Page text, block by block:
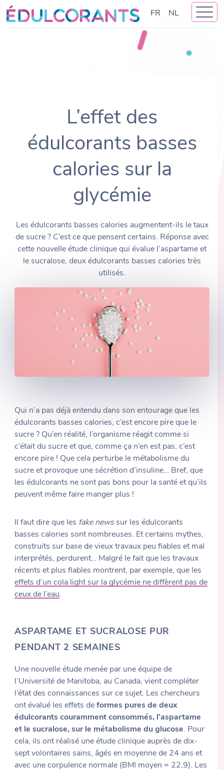
Skip
to
content
FR NL
L’effet des
édulcorants basses
calories sur la
glycémie
Les édulcorants basses calories augmentent-ils le taux
de sucre ? C’est ce que pensent certains. Réponse avec
cette nouvelle étude clinique qui évalue l’aspartame et
le sucralose, deux édulcorants basses calories très
utilisés.
Qui n’a pas déjà entendu dans son entourage que les
édulcorants basses calories, c’est encore pire que le
sucre ? Qu’en réalité, l’organisme réagit comme si
c’était du sucre et que, comme ça n’en est pas, c’est
encore pire ! Que cela perturbe le métabolisme du
sucre et provoque une sécrétion d’insuline… Bref, que
les édulcorants ne sont pas bons pour la santé et qu’ils
peuvent même faire manger plus !
Il faut dire que les fake newssur les édulcorants
basses calories sont nombreuses. Et certains mythes,
construits sur base de vieux travaux peu fiables et mal
interprétés, perdurent… Malgré le fait que les travaux
récents et plus fiables montrent, par exemple, que les
effets d’un cola light sur la glycémie ne diffèrent pas de
ceux de l’eau.
ASPARTAME ET SUCRALOSE PUR
PENDANT 2 SEMAINES
Une nouvelle étude menée par une équipe de
l’Université de Manitoba, au Canada, vient compléter
l’état des connaissances sur ce sujet. Les chercheurs
ont évalué les effets deformes pures de deux
édulcorants couramment consommés, l’aspartame
et le sucralose, sur le métabolisme du glucose. Pour
cela, ils ont réalisé une étude clinique auprès de dix-
sept volontaires sains, âgés en moyenne de 24 ans et
avec une corpulence normale (BMI moyen = 22,9). Les